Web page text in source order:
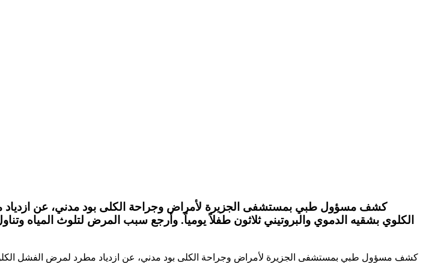
كشف مسؤول طبي بمستشفى الجزيرة لأمراض وجراحة الكلى بود مدني، عن
الكلوي بشقيه الدموي والبروتيني ثلاثون طفلاً يومياً. وأرجع سبب المرض لتلوث المياه
كشف مسؤول طبي بمستشفى الجزيرة لأمراض وجراحة الكلى بود مدني، عن ازدياد مطرد لمرض الفشل